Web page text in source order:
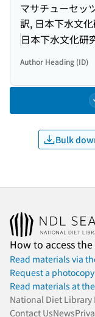
マサチューセッ
訳, 日本下水文
日本下水文化研
Author Heading (ID)
Bulk
How to access
Read materials via
Request a
Read materials at
National Diet Library
Contact UsNews